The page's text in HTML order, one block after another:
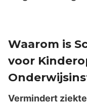
Waarom is
voor
Vermindert